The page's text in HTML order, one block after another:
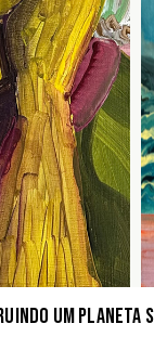
um Planeta